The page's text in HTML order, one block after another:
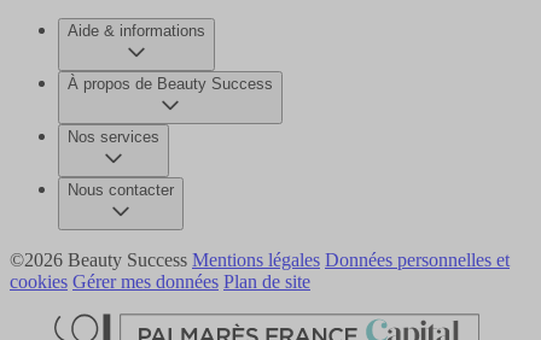
Aide & informations
À propos de Beauty Success
Nos services
Nous contacter
©2026 Beauty Success Mentions légales Données personnelles et
cookies Gérer mes données Plan de site